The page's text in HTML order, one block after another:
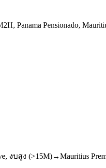
Pensionado,
บสูง (>15M)→Mauritius